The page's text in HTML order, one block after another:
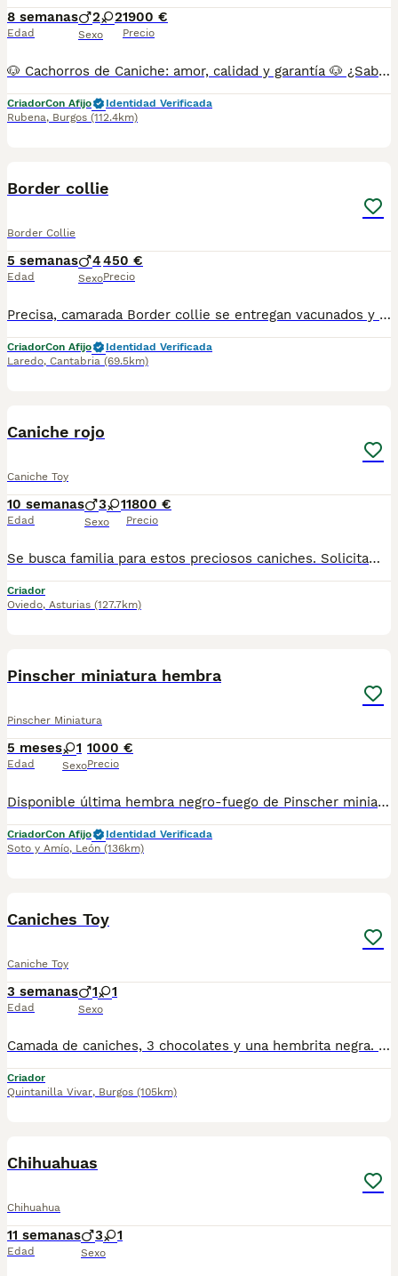
8 semanas
Edad
2 2
Sexo
1900 €
Precio
🐶 Cachorros de Caniche: amor, calidad y garantía 🐶 ¿Sabes qué diferencia a un cachorro criado con amor, en un hogar responsable y lleno de estímulos positivos? Todo. 🔹 Confianza. 🔹 Salud. 🔹 Felicidad. Nuestros cachorros no son solo perros, son compañeros de vida. Criados en un entorno familiar, con padres cuidadosamente seleccionados por su morfología y temperamento equilibrado, garantizamos ejemplares sanos, bien socializados y llenos de energía. 📌 Los precios dependen del color, aunque pueden influir otros factores: Negro o apricot claro = 1900€ Chocolate o apricot = 2490€ Rojo = 2900€ ¿Quieres conocerlos? Puedes visitarnos y ver cómo crecen, juegan y se desarrollan. No vendemos “perros”, entregamos pequeños tesoros listos para llenar tu hogar de alegría. 🏡 ¿Cómo se entregan? ✅ Pasaporte ✅ Microchip ✅ Vacunas y desparasitaciones acordes a su edad. ✅ Socialización temprana con personas y otros animales. ✅ Revisiones veterinarias periódicas y chequeo antes de la entrega. ✅ Opcional: Pedigree nacional LOA (con coste adicional). 💡 Te acompañamos en todo el proceso: 📌 Asesoramiento en alimentación, higiene y educación. 📌 Formas de pago flexibles (no financiamos). ❓ ¿Tienes dudas? Pregunta sin compromiso. Pero te avisamos: cuando los veas, no querrás irte sin uno. 📍 N.Z: 008015 📩 Contáctanos y descubre a tu futuro mejor amigo 🐾❤️
CriadorCon Afijo
Identidad Verificada
Rubena, Burgos (112.4km)
Border collie
Border Collie
5 semanas
Edad
4
Sexo
450 €
Precio
Precisa, camarada Border collie se entregan vacunados y desparasitado conoció a chip 50 € más hay distintos colores todos los que son son machos
CriadorCon Afijo
Identidad Verificada
Laredo, Cantabria (69.5km)
Caniche rojo
Caniche Toy
10 semanas
Edad
3 1
Sexo
1800 €
Precio
Se busca familia para estos preciosos caniches. Solicitamos informacion previa ya que nos gusta saber las caracteristicas de la futura familia de nuestros peludos. Por favor, solo gente realmente responsable y con tiempo para dedicarles
Criador
Oviedo, Asturias (127.7km)
Pinscher miniatura hembra
Pinscher Miniatura
5 meses
Edad
1
Sexo
1000 €
Precio
Disponible última hembra negro-fuego de Pinscher miniatura. Se entrega con chip, pasaporte, desparasitaciones, vacunas, contrato, garantía de salud y pedigree. Estamos en León.
CriadorCon Afijo
Identidad Verificada
Soto y Amío, León (136km)
Caniches Toy
Caniche Toy
3 semanas
Edad
1 1
Sexo
Camada de caniches, 3 chocolates y una hembrita negra. Todos ellos se desparasitan y vacunan acorde a su edad, la entrega de los cachorros será en presencia de veterinario colegiado que pondrá microchip y pasaporte sanitario y certificara el buen estado del cachorro. Comiendo pienso seco, del que se dará un paquete para los primeros dias. A partir de 1500€.
Criador
Quintanilla Vivar, Burgos (105km)
Chihuahuas
Chihuahua
11 semanas
Edad
3 1
Sexo